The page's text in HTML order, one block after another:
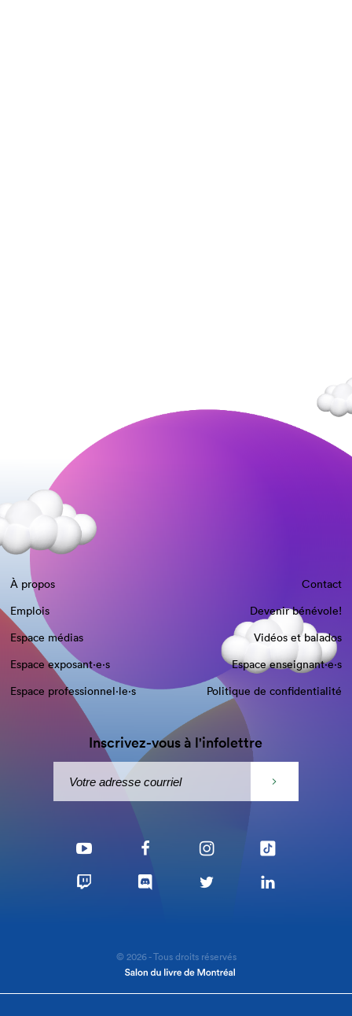
À propos
Contact
Emplois
Devenir bénévole!
Espace médias
Vidéos et balados
Espace exposant·e⋅s
Espace enseignant·e⋅s
Espace professionnel·le⋅s
Politique de confidentialité
Inscrivez-vous à l'infolettre
© 2026 - Tous droits réservés